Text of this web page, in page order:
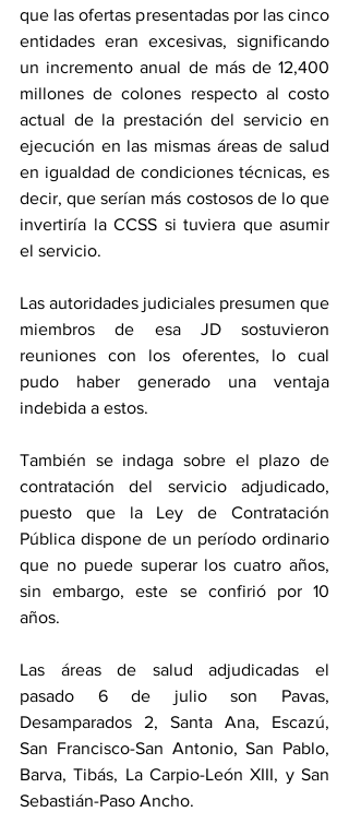
que las ofertas presentadas por las cinco
entidades eran excesivas, significando
un incremento anual de más de 12,400
millones de colones respecto al costo
actual de la prestación del servicio en
ejecución en las mismas áreas de salud
en igualdad de condiciones técnicas, es
decir, que serían más costosos de lo que
invertiría la CCSS si tuviera que asumir
el servicio.
Las autoridades judiciales presumen que
miembros de esa JD sostuvieron
reuniones con los oferentes, lo cual
pudo haber generado una ventaja
indebida a estos.
También se indaga sobre el plazo de
contratación del servicio adjudicado,
puesto que la Ley de Contratación
Pública dispone de un período ordinario
que no puede superar los cuatro años,
sin embargo, este se confirió por 10
años.
Las áreas de salud adjudicadas el
pasado 6 de julio son Pavas,
Desamparados 2, Santa Ana, Escazú,
San Francisco-San Antonio, San Pablo,
Barva, Tibás, La Carpio-León XIII, y San
Sebastián-Paso Ancho.